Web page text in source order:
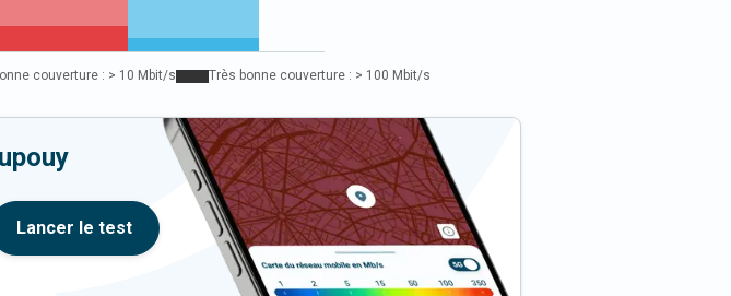
couverture : > 10 Mbit/s Très bonne couverture : > 100 Mbit/s
Lancer le test